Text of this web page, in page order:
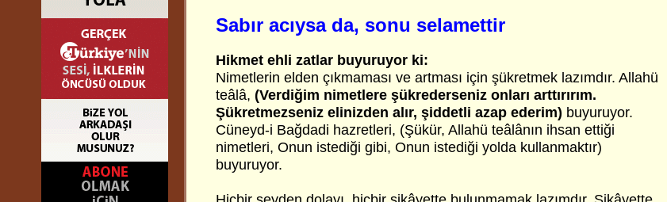
Sabır acıysa da, sonu selamettir
Hikmet ehli zatlar buyuruyor ki:
Nimetlerin elden çıkmaması ve artması için şükretmek lazımdır. Allahü
teâlâ, (Verdiğim nimetlere şükrederseniz onları arttırırım.
Şükretmezseniz elinizden alır, şiddetli azap ederim) buyuruyor.
Cüneyd-i Bağdadi hazretleri, (Şükür, Allahü teâlânın ihsan ettiği
nimetleri, Onun istediği gibi, Onun istediği yolda kullanmaktır)
buyuruyor.